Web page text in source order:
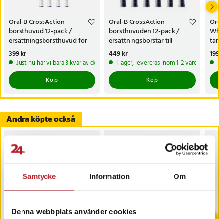
Samtycke Information Om
Denna webbplats använder cookies
Oral-B CrossAction
borsthuvud 12-pack /
ersättningsborsthuvud för
Oral-B eltandborste
Pris:399 kr
399 kr
Just nu har vi bara 3 kvar av denna produkt
Köp
Oral-B CrossAction
borsthuvuden 12-pack /
ersättningsborstar till
eltandborste / borsthuvud
Pris:449 kr
449 kr
I lager, levereras inom 1-2 vardagar
Köp
Andra köpte också